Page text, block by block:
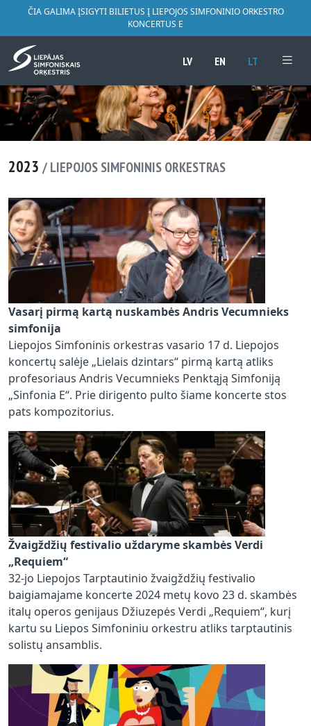
ČIA GALIMA ĮSIGYTI BILIETUS Į LIEPOJOS SIMFONINIO ORKESTRO
KONCERTUS E
LV EN LT
2023 / LIEPOJOS SIMFONINIS ORKESTRAS
Vasarį pirmą kartą nuskambės Andris Vecumnieks
simfonija
Liepojos Simfoninis orkestras vasario 17 d. Liepojos
koncertų salėje „Lielais dzintars“ pirmą kartą atliks
profesoriaus Andris Vecumnieks Penktąją Simfoniją
„Sinfonia E“. Prie dirigento pulto šiame koncerte stos
pats kompozitorius.
Žvaigždžių festivalio uždaryme skambės Verdi
„Requiem“
32-jo Liepojos Tarptautinio žvaigždžių festivalio
baigiamajame koncerte 2024 metų kovo 23 d. skambės
italų operos genijaus Džiuzepės Verdi „Requiem“, kurį
kartu su Liepos Simfoniniu orkestru atliks tarptautinis
solistų ansamblis.